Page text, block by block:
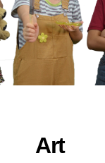
Art